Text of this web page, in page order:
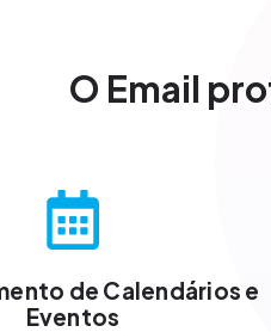
O Email
de Calendários e
Eventos